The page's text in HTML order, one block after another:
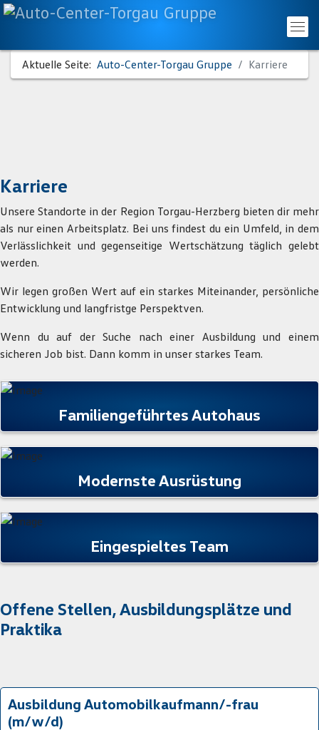
Geschichte
Karriere
Aktuelle Seite: Auto-Center-Torgau Gruppe Karriere
Karriere
Unsere Standorte in der Region Torgau-Herzberg bieten dir mehr
als nur einen Arbeitsplatz. Bei uns findest du ein Umfeld, in dem
Verlässlichkeit und gegenseitige Wertschätzung täglich gelebt
werden.
Wir legen großen Wert auf ein starkes Miteinander, persönliche
Entwicklung und langfristge Perspektven.
Wenn du auf der Suche nach einer Ausbildung und einem
sicheren Job bist. Dann komm in unser starkes Team.
Familiengeführtes Autohaus
Modernste Ausrüstung
Eingespieltes Team
Offene Stellen, Ausbildungsplätze und
Praktika
Ausbildung Automobilkaufmann/-frau
(m/w/d)